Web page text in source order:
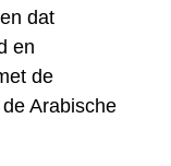
dat
en
de
Arabische